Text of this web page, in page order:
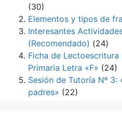
(30)
Elementos y tipos de
Interesantes
(Recomendado) (24)
Ficha de
Primaria Letra «F» (24)
Sesión de Tutoría Nº
padres» (22)